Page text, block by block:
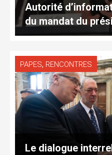
Autorité
du mandat du
PAPES, RENCONTRES
Le dialogue